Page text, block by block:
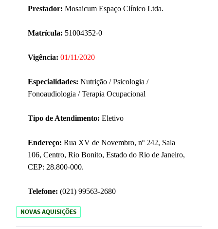
Prestador: Mosaicum Espaço Clínico Ltda.
Matrícula: 51004352-0
Vigência: 01/11/2020
Especialidades: Nutrição / Psicologia /
Fonoaudiologia / Terapia Ocupacional
Tipo de Atendimento: Eletivo
Endereço: Rua XV de Novembro, nº 242, Sala
106, Centro, Rio Bonito, Estado do Rio de Janeiro,
CEP: 28.800-000.
Telefone: (021) 99563-2680
NOVAS AQUISIÇÕES